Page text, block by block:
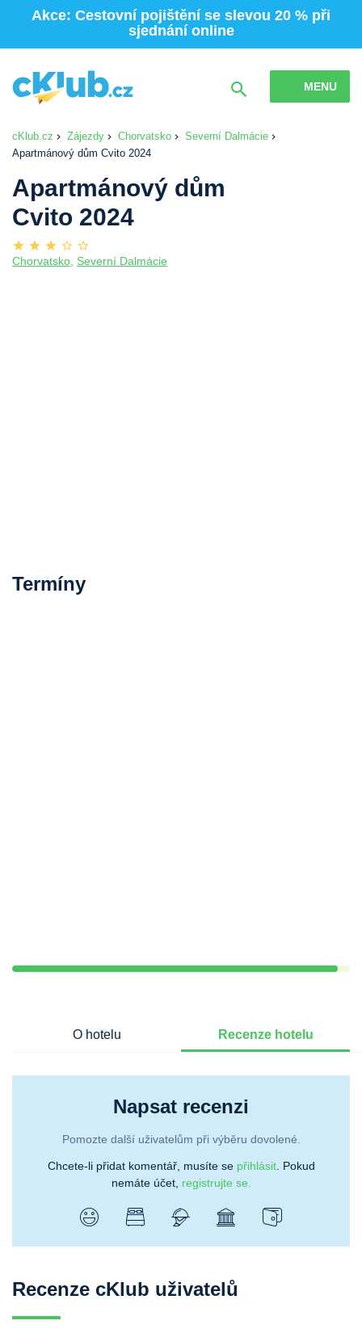
Akce: Cestovní pojištění se slevou 20 % při
sjednání online
MENU
cKlub.cz Zájezdy Chorvatsko
Severní Dalmácie
Apartmánový dům Cvito 2024
Apartmánový dům
Cvito 2024
Chorvatsko, Severní Dalmácie
Termíny
O hotelu Recenze hotelu
Napsat recenzi
Pomozte další uživatelům při výběru dovolené.
Chcete-li přidat komentář, musíte se přihlásit. Pokud
nemáte účet, registrujte se.
Recenze cKlub uživatelů